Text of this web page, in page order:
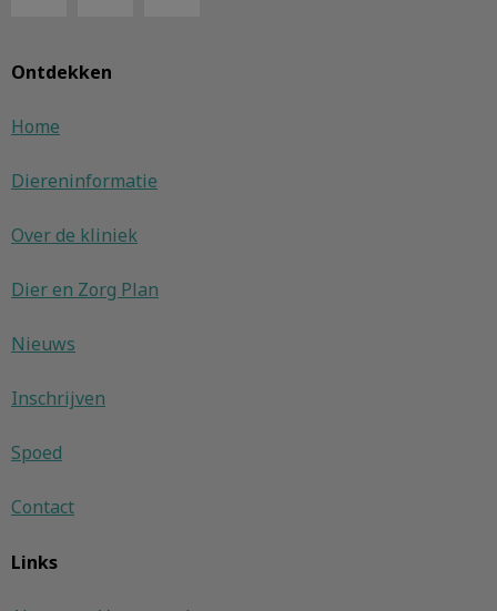
Ontdekken
Home
Diereninformatie
Over de kliniek
Dier en Zorg Plan
Nieuws
Inschrijven
Spoed
Contact
Links